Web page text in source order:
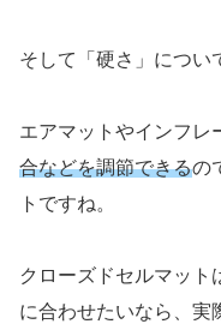
そして「硬さ」につい
エアマットやインフレ
合などを調節できるの
トですね。
クローズドセルマット
に合わせたいなら、実